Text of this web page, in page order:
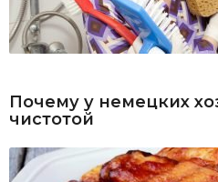
Почему у немецких
чистотой